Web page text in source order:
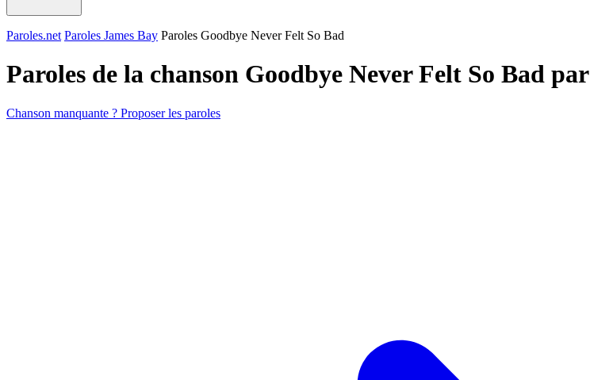
Paroles.net Paroles James Bay Paroles Goodbye Never Felt So Bad
Paroles de la chanson Goodbye Never Felt So Bad par
Chanson manquante ? Proposer les paroles